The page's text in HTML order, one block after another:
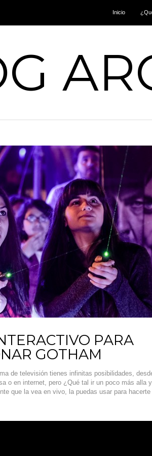
Inicio
PARA
GOTHAM
de televisión tienes infinitas posibilidades,
o en internet, pero ¿Qué tal ir un poco más alla
que la vea en vivo, la puedas usar para